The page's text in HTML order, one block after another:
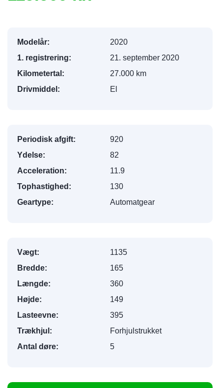
Modelår:
2020
1. registrering:
21. september 2020
Kilometertal:
27.000 km
Drivmiddel:
El
Periodisk afgift:
920
Ydelse:
82
Acceleration:
11.9
Tophastighed:
130
Geartype:
Automatgear
Vægt:
1135
Bredde:
165
Længde:
360
Højde:
149
Lasteevne:
395
Trækhjul:
Forhjulstrukket
Antal døre:
5